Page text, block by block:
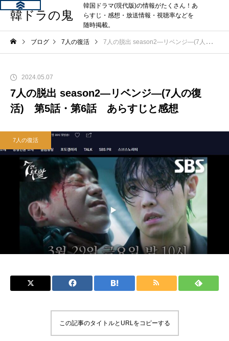
韓ドラの鬼
韓国ドラマ(現代版)の情報がたくさん！あ
らすじ・感想・放送情報・視聴率などを
随時掲載。
ブログ 7人の復活 7人の脱出 season2―リベンジ―(7人の復活) 第5話・第6話 あらすじと感想
2024.05.07
7人の脱出 season2―リベンジ―(7人の復
活) 第5話・第6話 あらすじと感想
7人の復活
この記事のタイトルとURLをコピーする